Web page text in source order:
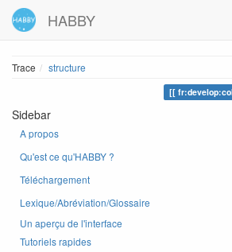
HABBY
Trace structure
Sidebar
A propos
Qu'est ce qu'HABBY ?
Téléchargement
Lexique/Abréviation/Glossaire
Un aperçu de l'interface
Tutoriels rapides